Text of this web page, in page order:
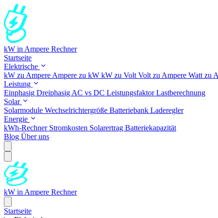
kW in Ampere Rechner
Startseite
Elektrische
kW zu Ampere Ampere zu kW kW zu Volt Volt zu Ampere Watt zu
Leistung
Einphasig Dreiphasig AC vs DC LeistungsfaktorLastberechnung
Solar
Solarmodule Wechselrichtergröße Batteriebank Laderegler
Energie
kWh-Rechner Stromkosten Solarertrag Batteriekapazität
Blog Über uns
kW in Ampere Rechner
Startseite